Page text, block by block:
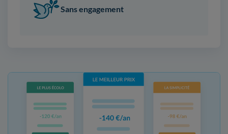
Sans engagement